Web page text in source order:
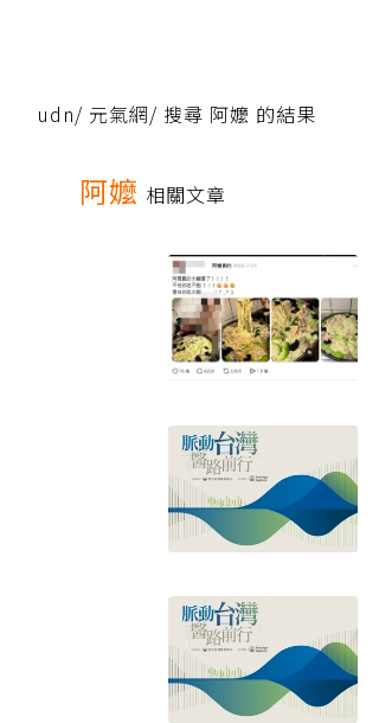
udn/ 元氣網/ 搜尋 阿嬤 的結果
阿嬤 相關文章